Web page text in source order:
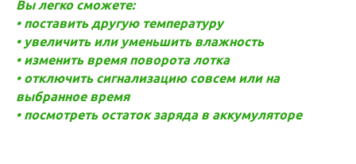
Вы легко сможете:
• поставить другую температуру
• увеличить или уменьшить влажность
• изменить время поворота лотка
• отключить сигнализацию совсем или на
выбранное время
• посмотреть остаток заряда в аккумуляторе